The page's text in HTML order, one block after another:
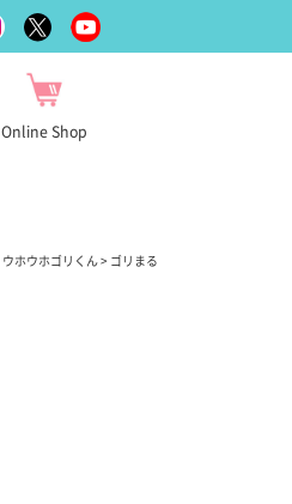
Online Shop
ウホウホゴリくん > ゴリまる